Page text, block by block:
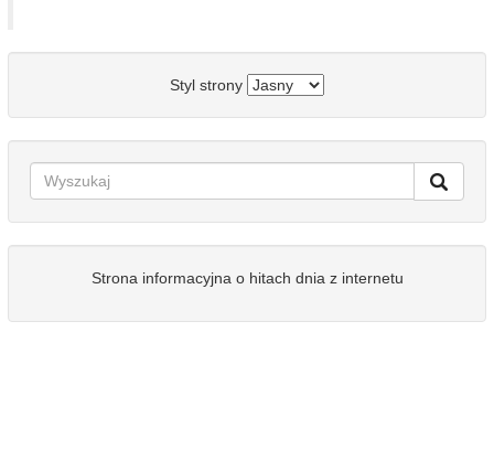
Styl strony
Strona informacyjna o hitach dnia z internetu